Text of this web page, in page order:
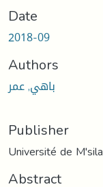
Date
2018-09
Authors
باهي, عمر
Publisher
Université de M'sila
Abstract